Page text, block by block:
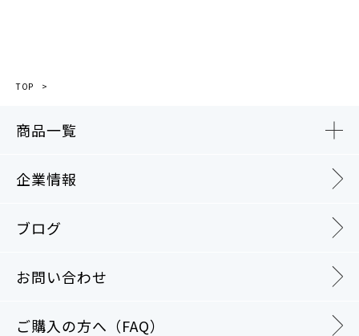
TOP
商品一覧
企業情報
ブログ
お問い合わせ
ご購入の方へ（FAQ）